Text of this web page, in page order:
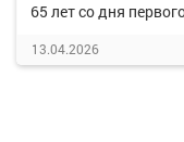
65 лет со дня
13.04.2026